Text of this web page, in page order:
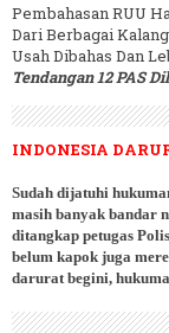
Pembahasan RUU
Dari Berbagai
Usah Dibahas Dan
Tendangan 12 PAS
INDONESIA
Sudah dijatuhi
masih banyak bandar
ditangkap petugas
belum kapok juga
darurat begini,